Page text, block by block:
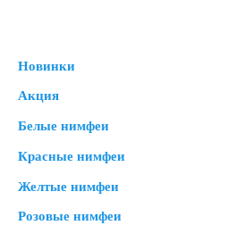
Новинки
Акция
Белые нимфеи
Красные нимфеи
Желтые нимфеи
Розовые нимфеи